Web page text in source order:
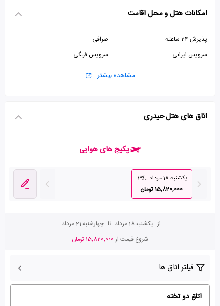
امکانات هتل و محل اقامت
پذیرش 24 ساعته
صرافی
سرویس ایرانی
سرویس فرنگی
مشاهده بیشتر
اتاق های هتل حیدری
پکیج های هوایی
یکشنبه 18 مرداد
3
15,820,000 تومان
از یکشنبه 18 مرداد تا چهارشنبه 21 مرداد
شروع قیمت از15,820,000 تومان
فیلتر اتاق ها
اتاق دو تخته